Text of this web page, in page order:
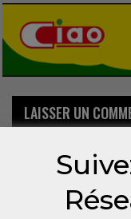
LAISSER UN
Votre